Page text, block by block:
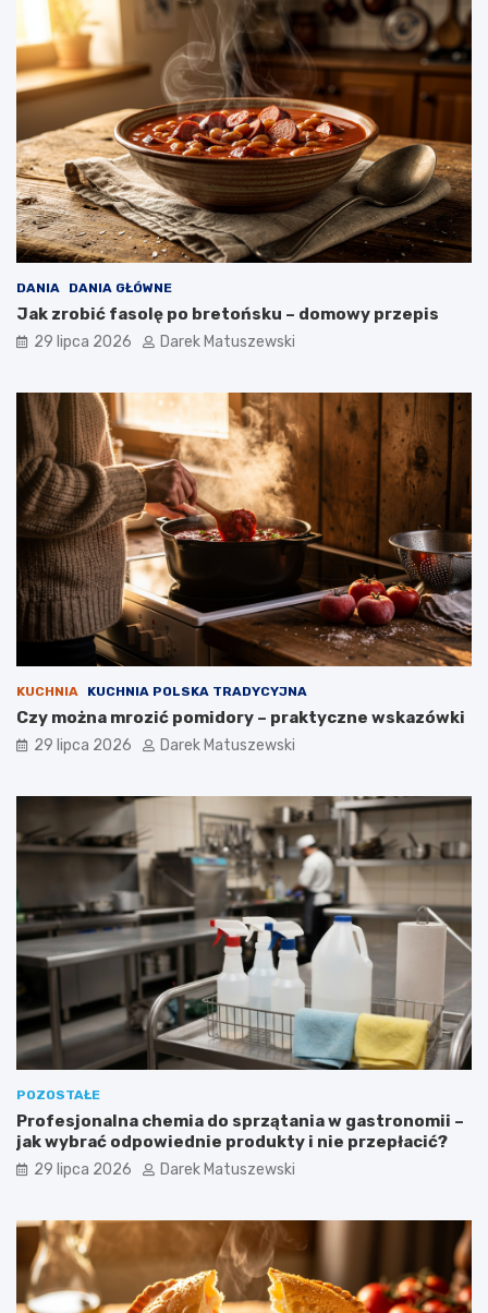
DANIA DANIA GŁÓWNE
Jak zrobić fasolę po bretońsku – domowy przepis
29 lipca 2026 Darek Matuszewski
KUCHNIA KUCHNIA POLSKA TRADYCYJNA
Czy można mrozić pomidory – praktyczne wskazówki
29 lipca 2026 Darek Matuszewski
POZOSTAŁE
Profesjonalna chemia do sprzątania w gastronomii –
jak wybrać odpowiednie produkty i nie przepłacić?
29 lipca 2026 Darek Matuszewski